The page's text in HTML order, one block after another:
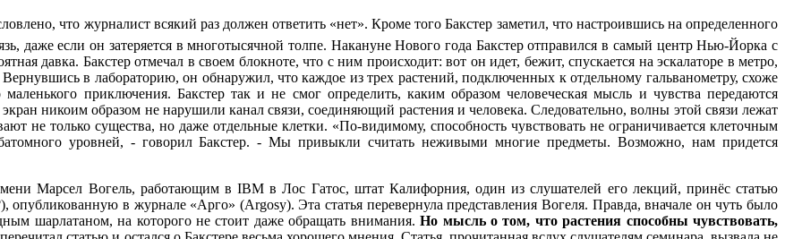
что журналист всякий раз должен ответить «нет». Кроме того Бакстер заметил, что настроившись на определенного
даже если он затеряется в многотысячной толпе. Накануне Нового года Бакстер отправился в самый центр Нью-Йорка с
давка. Бакстер отмечал в своем блокноте, что с ним происходит: вот он идет, бежит, спускается на эскалаторе в метро,
в лабораторию, он обнаружил, что каждое из трех растений, подключенных к отдельному гальванометру, схоже
приключения. Бакстер так и не смог определить, каким образом человеческая мысль и чувства передаются
никоим образом не нарушили канал связи, соединяющий растения и человека. Следовательно, волны этой связи лежат
не только существа, но даже отдельные клетки. «По-видимому, способность чувствовать не ограничивается клеточным
уровней, - говорил Бакстер. - Мы привыкли считать неживыми многие предметы. Возможно, нам придется
Марсел Вогель, работающим в IBM в Лос Гатос, штат Калифорния, один из слушателей его лекций, принёс статью
опубликованную в журнале «Арго» (Argosy). Эта статья перевернула представления Вогеля. Правда, вначале он чуть было
шарлатаном, на которого не стоит даже обращать внимания.Но мысль о том, что растения способны чувствовать,